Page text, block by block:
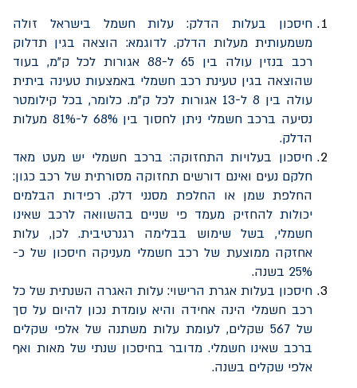
חיסכון בעלות הדלק: עלות חשמל בישראל זולה
משמעותית מעלות הדלק. לדוגמא: הוצאה בגין תדלוק
רכב בנזין עולה בין 65 ל-88 אגורות לכל ק"מ, בעוד
שהוצאה בגין טעינת רכב חשמלי באמצעות טעינה ביתית
עולה בין 8 ל-13 אגורות לכל ק"מ. כלומר, בכל קילומטר
נסיעה ברכב חשמלי ניתן לחסוך בין 68% ל-81% מעלות
הדלק.
חיסכון בעלויות התחזוקה: ברכב חשמלי יש מעט מאד
חלקם נעים ואינם דורשים תחזוקה מסורתית של רכב כגון:
החלפת שמן או החלפת מסנני דלק. רפידות הבלמים
יכולות להחזיק מעמד פי שניים בהשוואה לרכב שאינו
חשמלי, בשל שימוש בבלימה רגנרטיבית. לכן, עלות
אחזקה ממוצעת של רכב חשמלי מעניקה חיסכון של כ-
25% בשנה.
חיסכון בעלות אגרת הרישוי: עלות האגרה השנתית של כל
רכב חשמלי הינה אחידה והיא עומדת נכון להיום על סך
של 567 שקלים, לעומת עלות משתנה של אלפי שקלים
ברכב שאינו חשמלי. מדובר בחיסכון שנתי של מאות ואף
אלפי שקלים בשנה.